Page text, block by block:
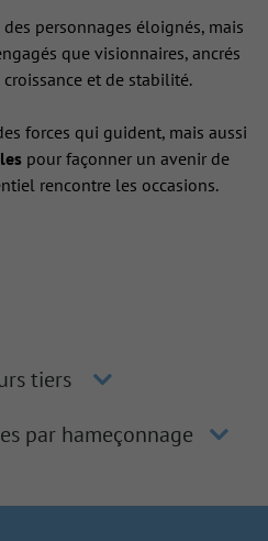
personnages éloignés, mais
que visionnaires, ancrés
et de stabilité.
forces qui guident, mais aussi
pour façonner un avenir de
rencontre les occasions.
tiers
par hameçonnage